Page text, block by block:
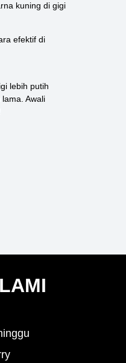
kuning di gigi
efektif di
lebih putih
Awali